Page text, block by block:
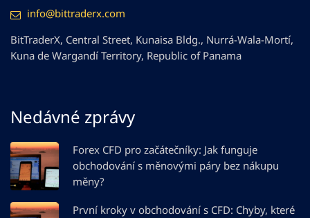
info@bittraderx.com
BitTraderX, Central Street, Kunaisa Bldg., Nurrá-Wala-Mortí,
Kuna de Wargandí Territory, Republic of Panama
Nedávné zprávy
Forex CFD pro začátečníky: Jak funguje
obchodování s měnovými páry bez nákupu
měny?
První kroky v obchodování s CFD: Chyby, které